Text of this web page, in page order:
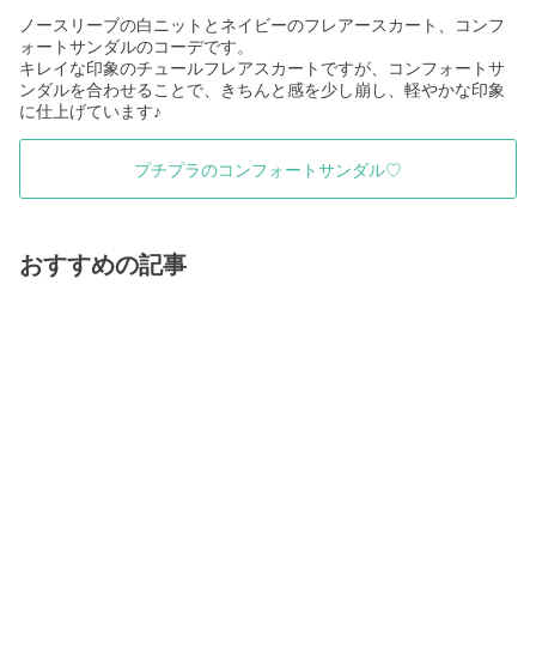
ノースリーブの白ニットとネイビーのフレアースカート、コンフ
ォートサンダルのコーデです。
キレイな印象のチュールフレアスカートですが、コンフォートサ
ンダルを合わせることで、きちんと感を少し崩し、軽やかな印象
に仕上げています♪
プチプラのコンフォートサンダル♡
おすすめの記事